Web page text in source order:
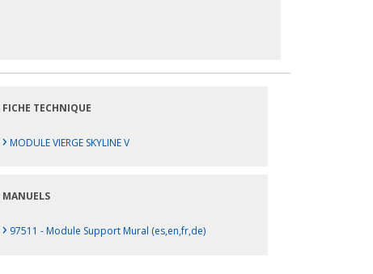
FICHE TECHNIQUE
› MODULE VIERGE SKYLINE V
MANUELS
› 97511 - Module Support Mural (es,en,fr,de)